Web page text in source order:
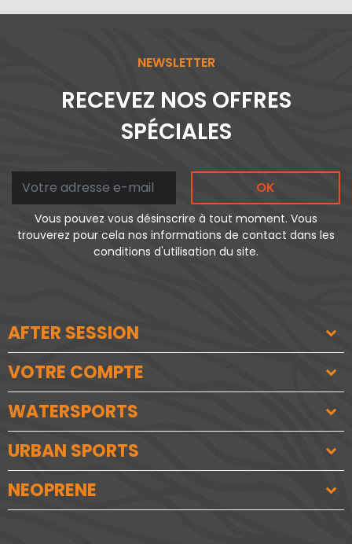
NEWSLETTER
RECEVEZ NOS OFFRES
SPÉCIALES
OK
Vous pouvez vous désinscrire à tout moment. Vous
trouverez pour cela nos informations de contact dans les
conditions d'utilisation du site.
AFTER SESSION
VOTRE COMPTE
WATERSPORTS
URBAN SPORTS
NEOPRENE